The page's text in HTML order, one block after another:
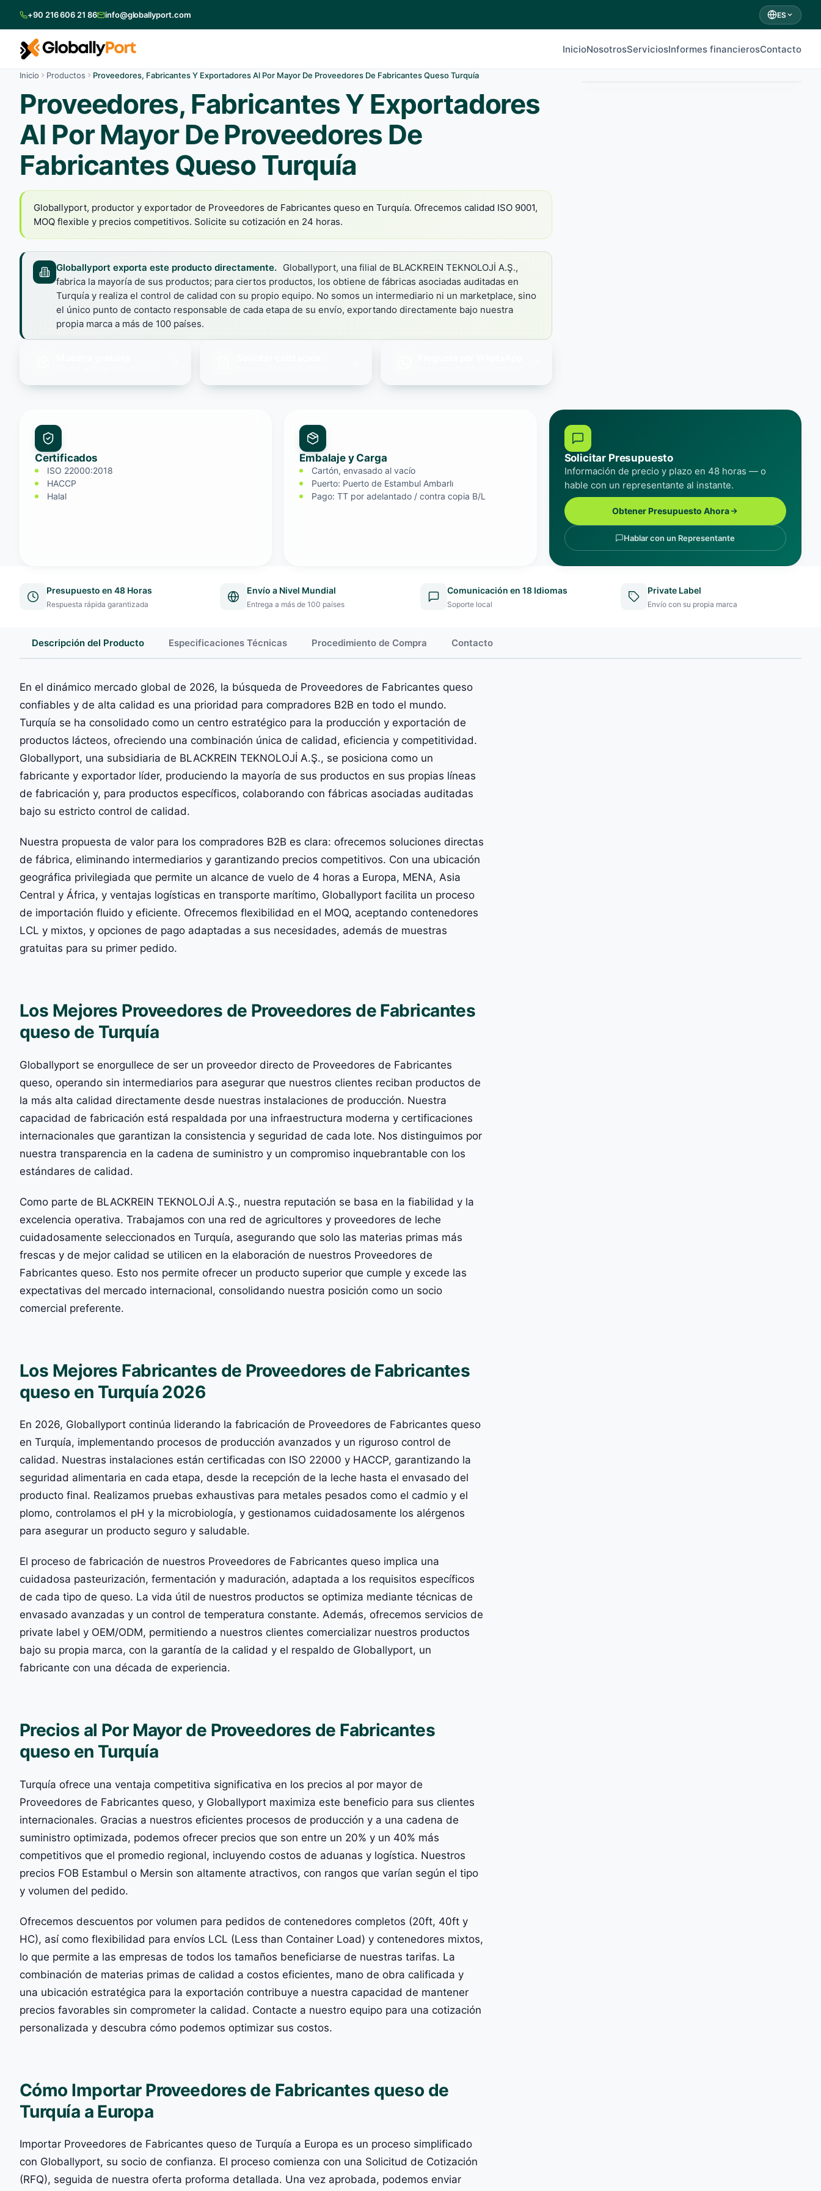
+90 216 606 21 86 info@globallyport.com ES
InicioNosotrosServiciosInformes financierosContacto
Inicio Productos Proveedores, Fabricantes Y Exportadores Al Por Mayor De Proveedores De Fabricantes Queso Turquía
Proveedores, Fabricantes Y Exportadores
Al Por Mayor De Proveedores De
Fabricantes Queso Turquía
Globallyport, productor y exportador de Proveedores de Fabricantes queso en Turquía. Ofrecemos calidad ISO 9001,
MOQ flexible y precios competitivos. Solicite su cotización en 24 horas.
Globallyport exporta este producto directamente. Globallyport, una filial de BLACKREIN TEKNOLOJİ A.Ş.,
fabrica la mayoría de sus productos; para ciertos productos, los obtiene de fábricas asociadas auditadas en
Turquía y realiza el control de calidad con su propio equipo. No somos un intermediario ni un marketplace, sino
el único punto de contacto responsable de cada etapa de su envío, exportando directamente bajo nuestra
propia marca a más de 100 países.
Certificados
ISO 22000:2018
HACCP
Halal
Embalaje y Carga
Cartón, envasado al vacío
Puerto: Puerto de Estambul Ambarlı
Pago: TT por adelantado / contra copia B/L
Solicitar Presupuesto
Información de precio y plazo en 48 horas — o
hable con un representante al instante.
Obtener Presupuesto Ahora
Hablar con un Representante
Presupuesto en 48 Horas
Respuesta rápida garantizada
Envío a Nivel Mundial
Entrega a más de 100 países
Comunicación en 18 Idiomas
Soporte local
Private Label
Envío con su propia marca
Descripción del Producto Especificaciones Técnicas Procedimiento de Compra Contacto
En el dinámico mercado global de 2026, la búsqueda de Proveedores de Fabricantes queso
confiables y de alta calidad es una prioridad para compradores B2B en todo el mundo.
Turquía se ha consolidado como un centro estratégico para la producción y exportación de
productos lácteos, ofreciendo una combinación única de calidad, eficiencia y competitividad.
Globallyport, una subsidiaria de BLACKREIN TEKNOLOJİ A.Ş., se posiciona como un
fabricante y exportador líder, produciendo la mayoría de sus productos en sus propias líneas
de fabricación y, para productos específicos, colaborando con fábricas asociadas auditadas
bajo su estricto control de calidad.
Nuestra propuesta de valor para los compradores B2B es clara: ofrecemos soluciones directas
de fábrica, eliminando intermediarios y garantizando precios competitivos. Con una ubicación
geográfica privilegiada que permite un alcance de vuelo de 4 horas a Europa, MENA, Asia
Central y África, y ventajas logísticas en transporte marítimo, Globallyport facilita un proceso
de importación fluido y eficiente. Ofrecemos flexibilidad en el MOQ, aceptando contenedores
LCL y mixtos, y opciones de pago adaptadas a sus necesidades, además de muestras
gratuitas para su primer pedido.
Los Mejores Proveedores de Proveedores de Fabricantes
queso de Turquía
Globallyport se enorgullece de ser un proveedor directo de Proveedores de Fabricantes
queso, operando sin intermediarios para asegurar que nuestros clientes reciban productos de
la más alta calidad directamente desde nuestras instalaciones de producción. Nuestra
capacidad de fabricación está respaldada por una infraestructura moderna y certificaciones
internacionales que garantizan la consistencia y seguridad de cada lote. Nos distinguimos por
nuestra transparencia en la cadena de suministro y un compromiso inquebrantable con los
estándares de calidad.
Como parte de BLACKREIN TEKNOLOJİ A.Ş., nuestra reputación se basa en la fiabilidad y la
excelencia operativa. Trabajamos con una red de agricultores y proveedores de leche
cuidadosamente seleccionados en Turquía, asegurando que solo las materias primas más
frescas y de mejor calidad se utilicen en la elaboración de nuestros Proveedores de
Fabricantes queso. Esto nos permite ofrecer un producto superior que cumple y excede las
expectativas del mercado internacional, consolidando nuestra posición como un socio
comercial preferente.
Los Mejores Fabricantes de Proveedores de Fabricantes
queso en Turquía 2026
En 2026, Globallyport continúa liderando la fabricación de Proveedores de Fabricantes queso
en Turquía, implementando procesos de producción avanzados y un riguroso control de
calidad. Nuestras instalaciones están certificadas con ISO 22000 y HACCP, garantizando la
seguridad alimentaria en cada etapa, desde la recepción de la leche hasta el envasado del
producto final. Realizamos pruebas exhaustivas para metales pesados como el cadmio y el
plomo, controlamos el pH y la microbiología, y gestionamos cuidadosamente los alérgenos
para asegurar un producto seguro y saludable.
El proceso de fabricación de nuestros Proveedores de Fabricantes queso implica una
cuidadosa pasteurización, fermentación y maduración, adaptada a los requisitos específicos
de cada tipo de queso. La vida útil de nuestros productos se optimiza mediante técnicas de
envasado avanzadas y un control de temperatura constante. Además, ofrecemos servicios de
private label y OEM/ODM, permitiendo a nuestros clientes comercializar nuestros productos
bajo su propia marca, con la garantía de la calidad y el respaldo de Globallyport, un
fabricante con una década de experiencia.
Precios al Por Mayor de Proveedores de Fabricantes
queso en Turquía
Turquía ofrece una ventaja competitiva significativa en los precios al por mayor de
Proveedores de Fabricantes queso, y Globallyport maximiza este beneficio para sus clientes
internacionales. Gracias a nuestros eficientes procesos de producción y a una cadena de
suministro optimizada, podemos ofrecer precios que son entre un 20% y un 40% más
competitivos que el promedio regional, incluyendo costos de aduanas y logística. Nuestros
precios FOB Estambul o Mersin son altamente atractivos, con rangos que varían según el tipo
y volumen del pedido.
Ofrecemos descuentos por volumen para pedidos de contenedores completos (20ft, 40ft y
HC), así como flexibilidad para envíos LCL (Less than Container Load) y contenedores mixtos,
lo que permite a las empresas de todos los tamaños beneficiarse de nuestras tarifas. La
combinación de materias primas de calidad a costos eficientes, mano de obra calificada y
una ubicación estratégica para la exportación contribuye a nuestra capacidad de mantener
precios favorables sin comprometer la calidad. Contacte a nuestro equipo para una cotización
personalizada y descubra cómo podemos optimizar sus costos.
Cómo Importar Proveedores de Fabricantes queso de
Turquía a Europa
Importar Proveedores de Fabricantes queso de Turquía a Europa es un proceso simplificado
con Globallyport, su socio de confianza. El proceso comienza con una Solicitud de Cotización
(RFQ), seguida de nuestra oferta proforma detallada. Una vez aprobada, podemos enviar